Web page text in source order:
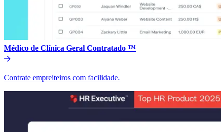
Médico de Clínica Geral Contratado ™​​
Contrate empreiteiros com facilidade.​​